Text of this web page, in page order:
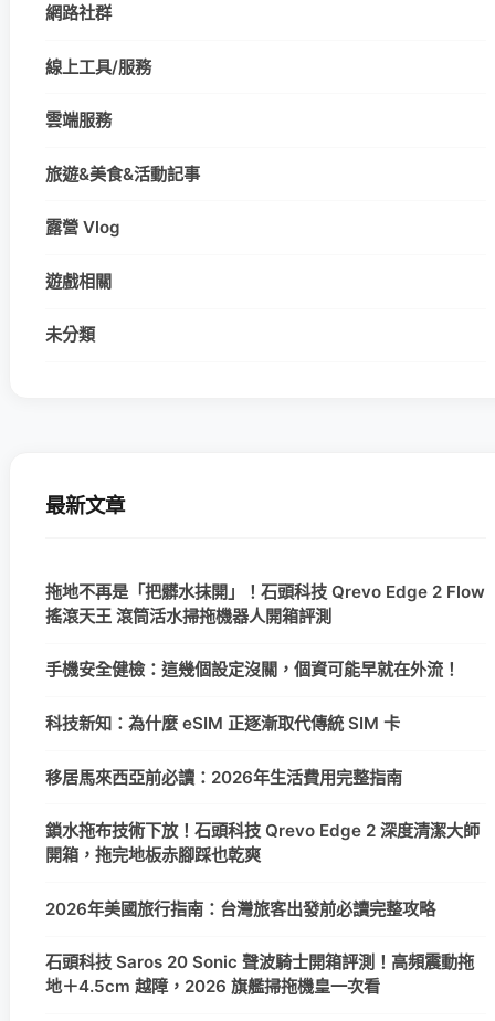
網路社群
線上工具/服務
雲端服務
旅遊&美食&活動記事
露營 Vlog
遊戲相關
未分類
最新文章
拖地不再是「把髒水抹開」！石頭科技 Qrevo Edge 2 Flow
搖滾天王 滾筒活水掃拖機器人開箱評測
手機安全健檢：這幾個設定沒關，個資可能早就在外流！
科技新知：為什麼 eSIM 正逐漸取代傳統 SIM 卡
移居馬來西亞前必讀：2026年生活費用完整指南
鎖水拖布技術下放！石頭科技 Qrevo Edge 2 深度清潔大師
開箱，拖完地板赤腳踩也乾爽
2026年美國旅行指南：台灣旅客出發前必讀完整攻略
石頭科技 Saros 20 Sonic 聲波騎士開箱評測！高頻震動拖
地＋4.5cm 越障，2026 旗艦掃拖機皇一次看